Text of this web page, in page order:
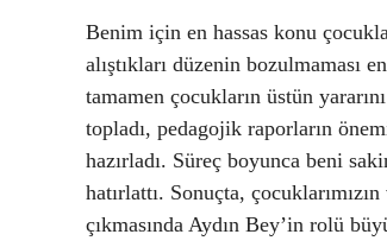
Benim için en hassas konu
alıştıkları düzenin bozulmaması
tamamen çocukların üstün
topladı, pedagojik raporların
hazırladı. Süreç boyunca beni
hatırlattı. Sonuçta,
çıkmasında Aydın Bey’in rolü